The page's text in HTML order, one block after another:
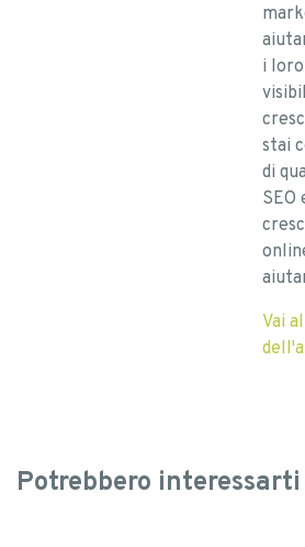
i
stai
di
Vai
Potrebbero interessarti